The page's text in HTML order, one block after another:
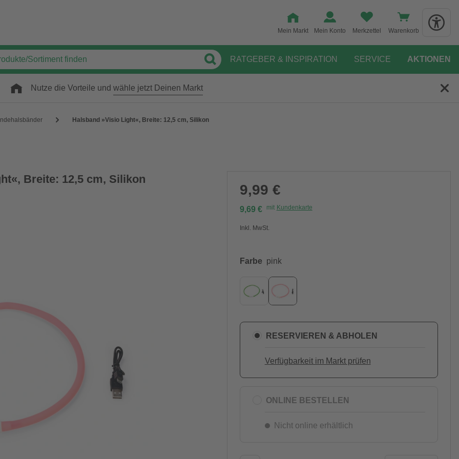
Mein Markt Mein Konto Merkzettel Warenkorb
RATGEBER & INSPIRATION SERVICE AKTIONEN
Nutze die Vorteile und wähle jetzt Deinen Markt
Halsband »Visio Light«, Breite: 12,5 cm, Silikon
Breite: 12,5 cm, Silikon
9,99 €
9,69 € mit Kundenkarte
Inkl. MwSt.
Farbe pink
RESERVIEREN & ABHOLEN
Verfügbarkeit im Markt prüfen
ONLINE BESTELLEN
Nicht online erhältlich